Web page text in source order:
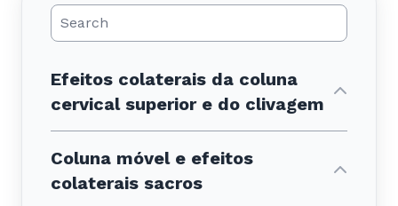
Efeitos colaterais da coluna
cervical superior e do clivagem
Coluna móvel e efeitos
colaterais sacros